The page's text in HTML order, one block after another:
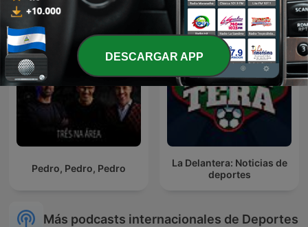
Pedro, Pedro, Pedro
La Delantera: Noticias de
deportes
Más podcasts internacionales de Deportes
DESCARGAR APP